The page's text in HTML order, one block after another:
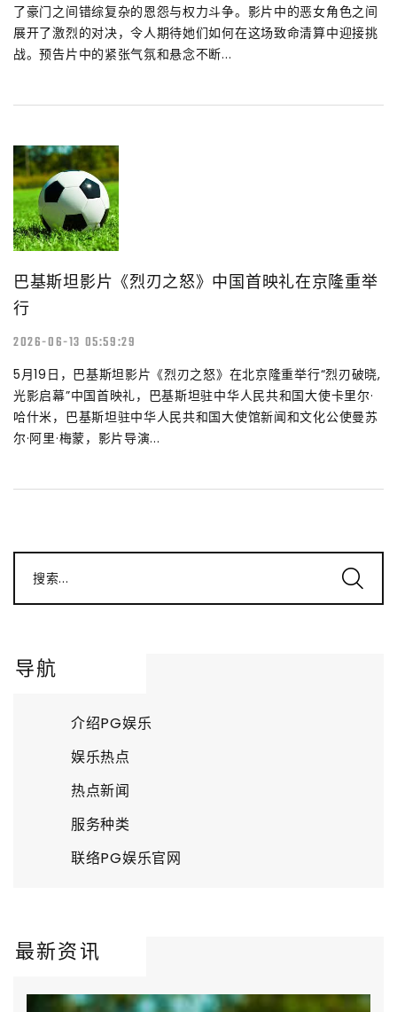
了豪门之间错综复杂的恩怨与权力斗争。影片中的恶女角色之间
展开了激烈的对决，令人期待她们如何在这场致命清算中迎接挑
战。预告片中的紧张气氛和悬念不断...
巴基斯坦影片《烈刃之怒》中国首映礼在京隆重举
行
2026-06-13 05:59:29
5月19日，巴基斯坦影片《烈刃之怒》在北京隆重举行“烈刃破晓,
光影启幕”中国首映礼，巴基斯坦驻中华人民共和国大使卡里尔·
哈什米，巴基斯坦驻中华人民共和国大使馆新闻和文化公使曼苏
尔·阿里·梅蒙，影片导演...
搜索...
导航
介绍PG娱乐
娱乐热点
热点新闻
服务种类
联络PG娱乐官网
最新资讯